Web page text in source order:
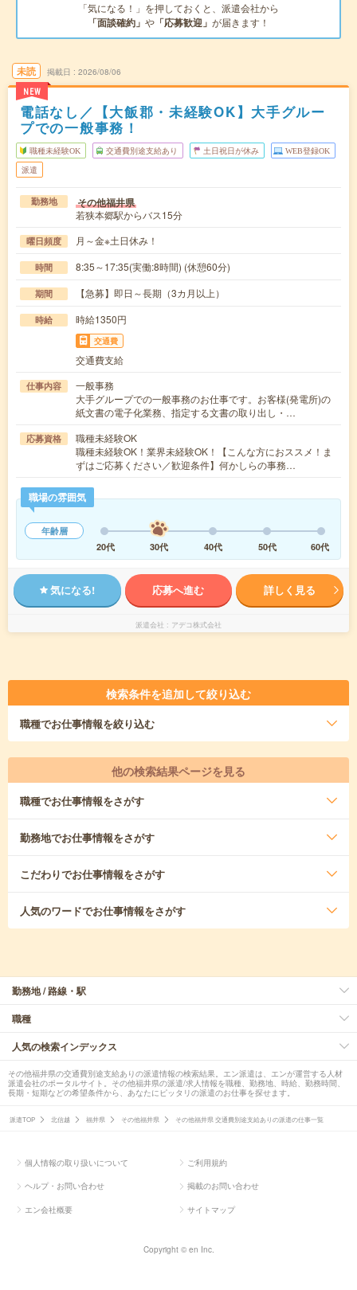
「気になる！」を押しておくと、派遣会社から
「面談確約」 や 「応募歓迎」 が届きます！
未読
NEW
掲載日 2026/08/06
電話なし／【大飯郡・未経験OK】大手グルー
プでの一般事務！
職種未経験OK 交通費別途支給あり 土日祝日が休み WEB登録OK
派遣
勤務地 その他福井県
若狭本郷駅からバス15分
曜日頻度 月～金※土日休み！
時間 8:35～17:35(実働:8時間) (休憩60分)
期間 【急募】即日～長期（3カ月以上）
時給 時給1350円
交通費
交通費支給
仕事内容
一般事務
大手グループでの一般事務のお仕事です。お客様(発電所)の
紙文書の電子化業務、指定する文書の取り出し・…
応募資格
職種未経験OK
職種未経験OK！業界未経験OK！【こんな方におススメ！ま
ずはご応募ください／歓迎条件】何かしらの事務…
職場の雰囲気
年齢層
20代
30代 40代 50代 60代
気になる! 応募へ進む 詳しく見る
派遣会社 アデコ株式会社
検索条件を追加して絞り込む
職種でお仕事情報を絞り込む
他の検索結果ページを見る
職種でお仕事情報をさがす
勤務地でお仕事情報をさがす
こだわりでお仕事情報をさがす
人気のワードでお仕事情報をさがす
勤務地 / 路線・駅
職種
人気の検索インデックス
その他福井県の交通費別途支給ありの派遣情報の検索結果。エン派遣は、エンが運営する人材
派遣会社のポータルサイト。その他福井県の派遣/求人情報を職種、勤務地、時給、勤務時間、
長期・短期などの希望条件から、あなたにピッタリの派遣のお仕事を探せます。
派遣TOP 北信越 福井県 その他福井県 その他福井県 交通費別途支給ありの派遣の仕事一覧
個人情報の取り扱いについて ご利用規約
ヘルプ・お問い合わせ 掲載のお問い合わせ
エン会社概要 サイトマップ
Copyright © en Inc.